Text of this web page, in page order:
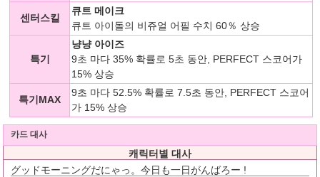
센터스킬
큐트 메이크
큐트 아이돌의 비쥬얼 어필 수치 60％ 상승
특기
냥냥 아이즈
9초 마다 35% 확률로 5초 동안, PERFECT 스코어가
15% 상승
특기MAX
9초 마다 52.5% 확률로 7.5초 동안, PERFECT 스코어
가 15% 상승
카드 대사
캐릭터별 대사
グッドモーニングだにゃっ。今日も一日がんばろー !